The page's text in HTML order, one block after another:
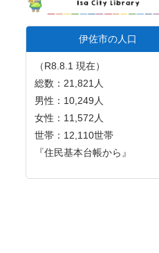
伊佐市の人口
（R8.8.1 現在）
総数：21,821人
男性：10,249人
女性：11,572人
世帯：12,110世帯
『住民基本台帳から』